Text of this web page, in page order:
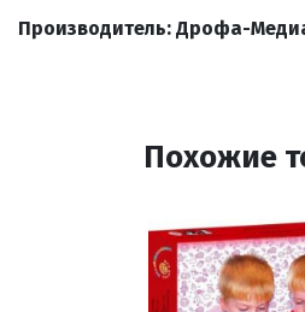
Производитель: Дрофа-
Похожие